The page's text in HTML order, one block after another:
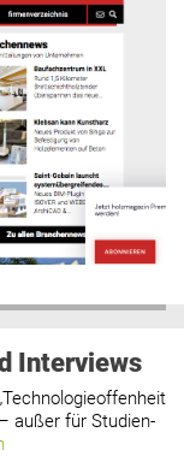
Interviews
außer für Studien-